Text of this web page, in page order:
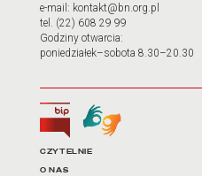
e-mail: kontakt@bn.org.pl
tel. (22) 608 29 99
Godziny otwarcia:
poniedziałek–sobota 8.30–20.30
Biuletyn Informacji Publicznej
Tłumacz języka migowego
Linki do
CZYTELNIE
O NAS